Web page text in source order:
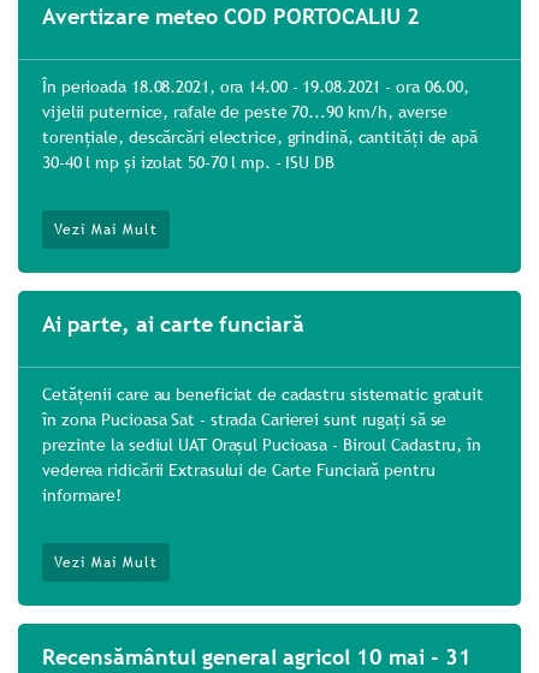
Avertizare meteo COD PORTOCALIU 2
În perioada 18.08.2021, ora 14.00 - 19.08.2021 - ora 06.00,
vijelii puternice, rafale de peste 70...90 km/h, averse
torențiale, descărcări electrice, grindină, cantități de apă
30-40 l mp și izolat 50-70 l mp. - ISU DB
Vezi Mai Mult
Ai parte, ai carte funciară
Cetățenii care au beneficiat de cadastru sistematic gratuit
în zona Pucioasa Sat - strada Carierei sunt rugați să se
prezinte la sediul UAT Orașul Pucioasa - Biroul Cadastru, în
vederea ridicării Extrasului de Carte Funciară pentru
informare!
Vezi Mai Mult
Recensământul general agricol 10 mai - 31